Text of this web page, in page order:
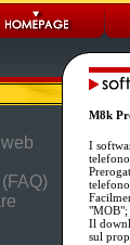
M8k
I
"MOB";
Il
sul